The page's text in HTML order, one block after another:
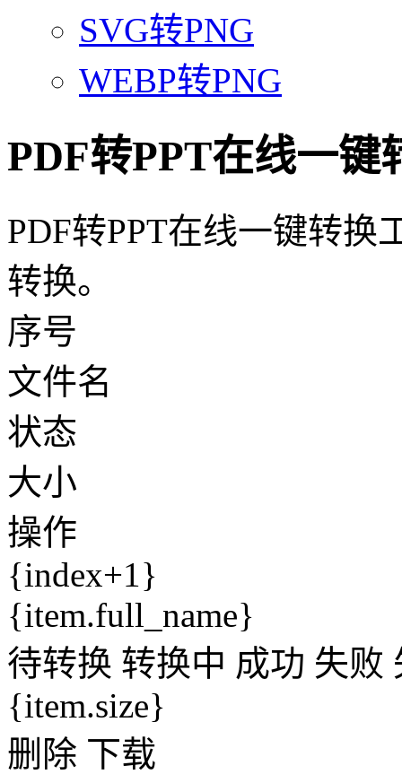
SVG转PNG
WEBP转PNG
PDF转PPT在线一键
PDF转PPT在线一键转换
转换。
序号
文件名
状态
大小
操作
{index+1}
{item.full_name}
待转换 转换中 成功 失败
{item.size}
删除 下载